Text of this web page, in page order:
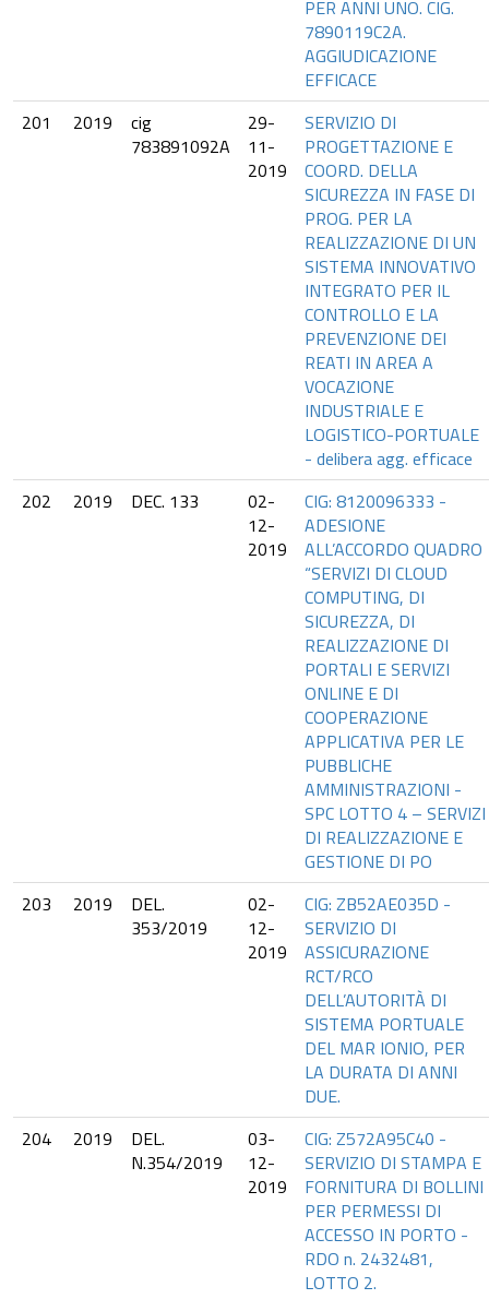
PER ANNI UNO. CIG.
7890119C2A.
AGGIUDICAZIONE
EFFICACE
201
2019
cig
783891092A
29-
11-
2019
SERVIZIO DI
PROGETTAZIONE E
COORD. DELLA
SICUREZZA IN FASE DI
PROG. PER LA
REALIZZAZIONE DI UN
SISTEMA INNOVATIVO
INTEGRATO PER IL
CONTROLLO E LA
PREVENZIONE DEI
REATI IN AREA A
VOCAZIONE
INDUSTRIALE E
LOGISTICO-PORTUALE
- delibera agg. efficace
202
2019 DEC. 133
02-
12-
2019
CIG: 8120096333 -
ADESIONE
ALL’ACCORDO QUADRO
“SERVIZI DI CLOUD
COMPUTING, DI
SICUREZZA, DI
REALIZZAZIONE DI
PORTALI E SERVIZI
ONLINE E DI
COOPERAZIONE
APPLICATIVA PER LE
PUBBLICHE
AMMINISTRAZIONI -
SPC LOTTO 4 – SERVIZI
DI REALIZZAZIONE E
GESTIONE DI PO
203
2019
DEL.
353/2019
02-
12-
2019
CIG: ZB52AE035D -
SERVIZIO DI
ASSICURAZIONE
RCT/RCO
DELL’AUTORITÀ DI
SISTEMA PORTUALE
DEL MAR IONIO, PER
LA DURATA DI ANNI
DUE.
204
2019
DEL.
N.354/2019
03-
12-
2019
CIG: Z572A95C40 -
SERVIZIO DI STAMPA E
FORNITURA DI BOLLINI
PER PERMESSI DI
ACCESSO IN PORTO -
RDO n. 2432481,
LOTTO 2.